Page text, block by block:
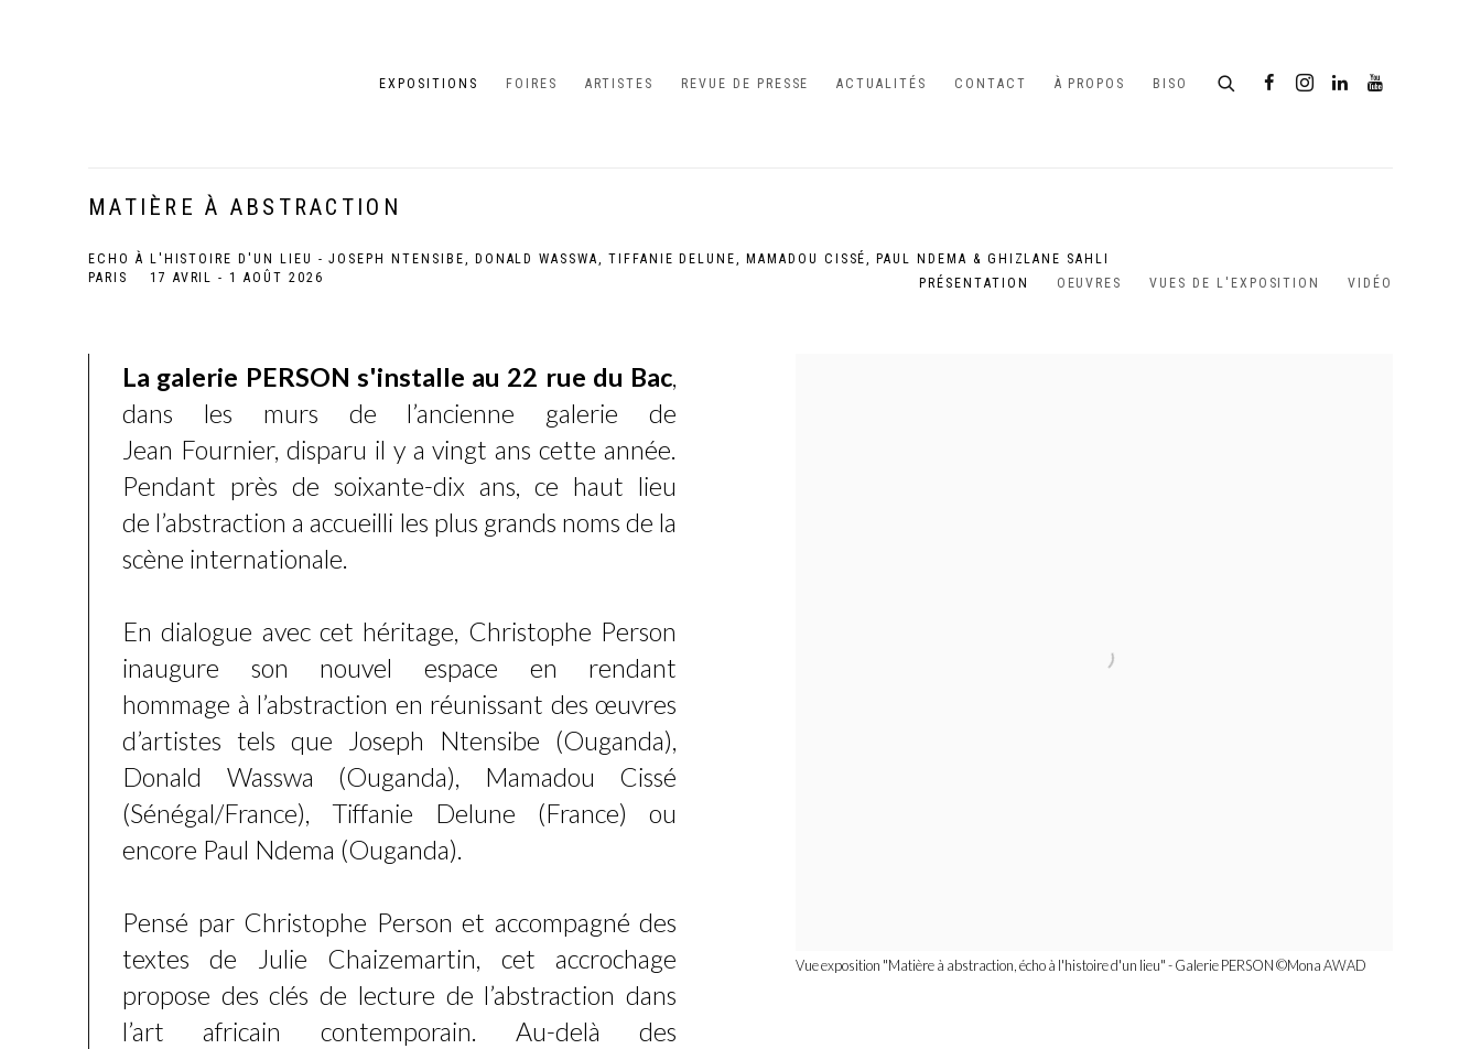
EXPOSITIONS FOIRES ARTISTES REVUE DE PRESSE ACTUALITÉS CONTACT À PROPOS BISO
MATIÈRE À ABSTRACTION
ECHO À L'HISTOIRE D'UN LIEU - JOSEPH NTENSIBE, DONALD WASSWA, TIFFANIE DELUNE, MAMADOU CISSÉ, PAUL NDEMA & GHIZLANE SAHLI
17 AVRIL - 1 AOÛT 2026
PARIS PRÉSENTATION OEUVRES VUES DE L'EXPOSITION VIDÉO
Vue exposition "Matière à abstraction, écho à l'histoire d'un lieu" - Galerie PERSON ©️Mona AWAD
La galerie PERSON s'installe au 22 rue du Bac,
dans les murs de l’ancienne galerie de
Jean Fournier, disparu il y a vingt ans cette année.
Pendant près de soixante-dix ans, ce haut lieu
de l’abstraction a accueilli les plus grands noms de la
scène internationale.
En dialogue avec cet héritage, Christophe Person
inaugure son nouvel espace en rendant
hommage à l’abstraction en réunissant des œuvres
d’artistes tels que Joseph Ntensibe (Ouganda),
Donald Wasswa (Ouganda), Mamadou Cissé
(Sénégal/France), Tiffanie Delune (France) ou
encore Paul Ndema (Ouganda).
Pensé par Christophe Person et accompagné des
textes de Julie Chaizemartin, cet accrochage
propose des clés de lecture de l’abstraction dans
l’art africain contemporain. Au-delà des